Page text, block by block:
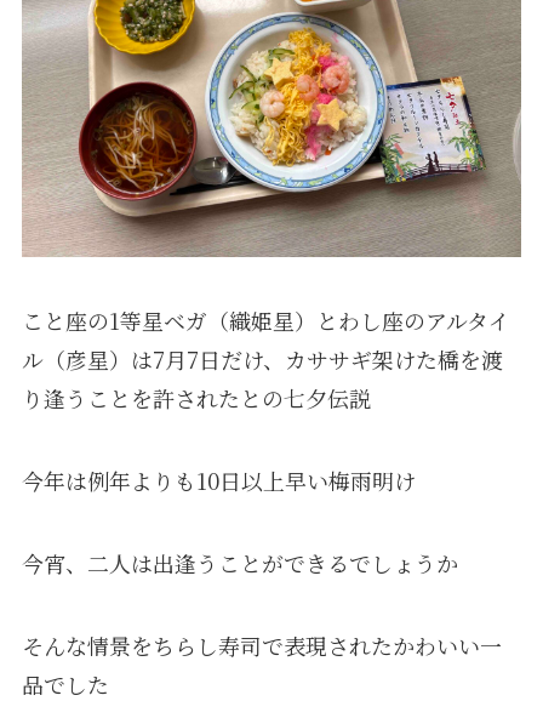
こと座の1等星ベガ（織姫星）とわし座のアルタイ
ル（彦星）は7月7日だけ、カササギ架けた橋を渡
り逢うことを許されたとの七夕伝説
今年は例年よりも10日以上早い梅雨明け
今宵、二人は出逢うことができるでしょうか
そんな情景をちらし寿司で表現されたかわいい一
品でした